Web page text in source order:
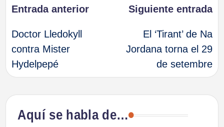
Navegación
de
entradas
Entrada anterior
Doctor Lledokyll
contra Mister
Hydelpepé
Siguiente entrada
El ‘Tirant’ de Na
Jordana torna el 29
de setembre
Aquí se habla de…